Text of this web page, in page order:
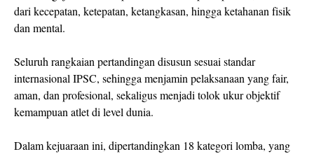
dari kecepatan, ketepatan, ketangkasan, hingga ketahanan fisik
dan mental.
Seluruh rangkaian pertandingan disusun sesuai standar
internasional IPSC, sehingga menjamin pelaksanaan yang fair,
aman, dan profesional, sekaligus menjadi tolok ukur objektif
kemampuan atlet di level dunia.
Dalam kejuaraan ini, dipertandingkan 18 kategori lomba, yang